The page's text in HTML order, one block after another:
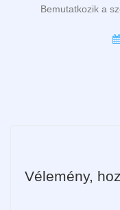
Bemutatkozik a
Vélemény,